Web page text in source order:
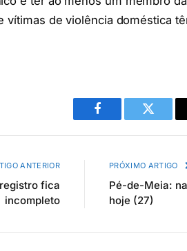
vítimas de violência doméstica
Facebook Twitter
ANTERIOR
fica
incompleto
PRÓXIMO ARTIGO
Pé-de-Meia:
hoje (27)